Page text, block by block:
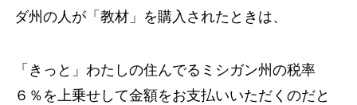
ダ州の人が「教材」を購入されたときは、
「きっと」わたしの住んでるミシガン州の税率
６％を上乗せして金額をお支払いいただくのだと